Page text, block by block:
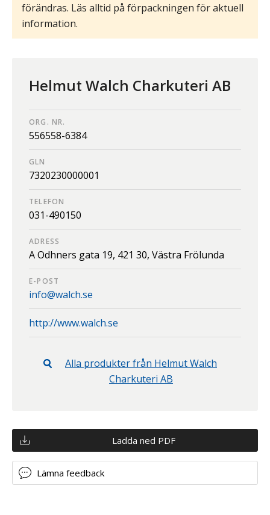
förändras. Läs alltid på förpackningen för aktuell
information.
Helmut Walch Charkuteri AB
ORG. NR.
556558-6384
GLN
7320230000001
TELEFON
031-490150
ADRESS
A Odhners gata 19, 421 30, Västra Frölunda
E-POST
info@walch.se
http://www.walch.se
Alla produkter från Helmut Walch
Charkuteri AB
Ladda ned PDF
Lämna feedback